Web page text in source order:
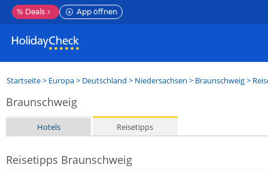
% Deals App öffnen
Startseite> Europa> Deutschland > Niedersachsen > Braunschweig>
Braunschweig
Hotels Reisetipps
Reisetipps Braunschweig